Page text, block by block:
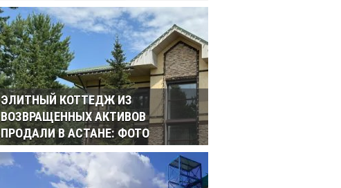
ЭЛИТНЫЙ КОТТЕДЖ ИЗ
ВОЗВРАЩЕННЫХ АКТИВОВ
ПРОДАЛИ В АСТАНЕ: ФОТО